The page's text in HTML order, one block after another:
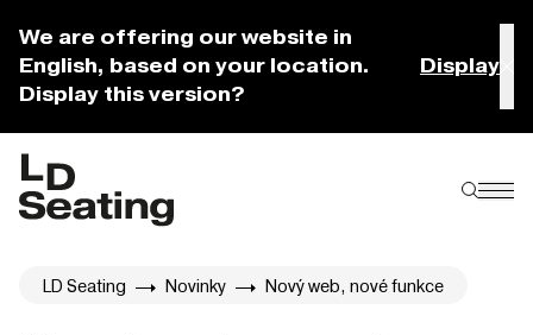
We are offering our website in
English, based on your location.
Display this version?
Display
LD Seating Novinky Nový web, nové funkce